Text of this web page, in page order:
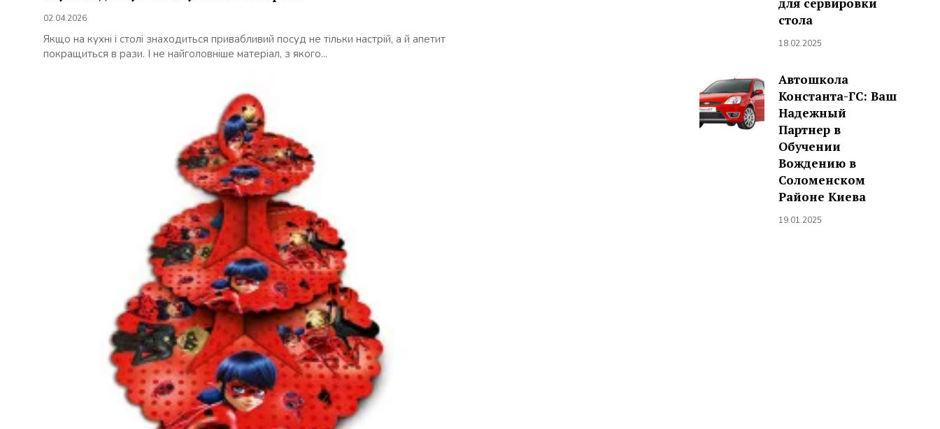
02.04.2026
Якщо на кухні і столі знаходиться привабливий посуд не тільки настрій, а й апетит
покращиться в рази. І не найголовніше матеріал, з якого...
стола
18.02.2025
Автошкола
Константа-ГС: Ваш
Надежный
Партнер в
Обучении
Вождению в
Соломенском
Районе Киева
19.01.2025